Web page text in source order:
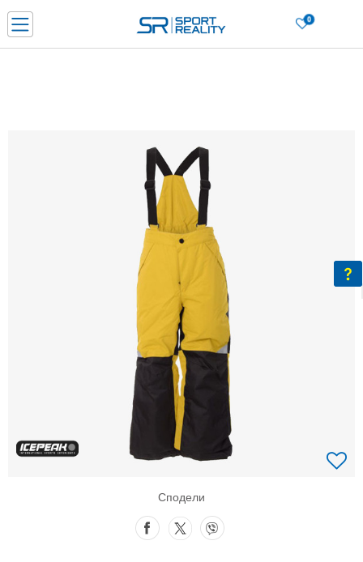
0
ДОЗНАЈ ПОВЕЌЕ
Ценовник
ДОЗНАЈ ПОВЕЌЕ
Сподели